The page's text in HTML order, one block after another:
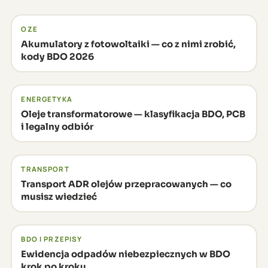
OZE
Akumulatory z fotowoltaiki — co z nimi zrobić,
kody BDO 2026
ENERGETYKA
Oleje transformatorowe — klasyfikacja BDO, PCB
i legalny odbiór
TRANSPORT
Transport ADR olejów przepracowanych — co
musisz wiedzieć
BDO I PRZEPISY
Ewidencja odpadów niebezpiecznych w BDO